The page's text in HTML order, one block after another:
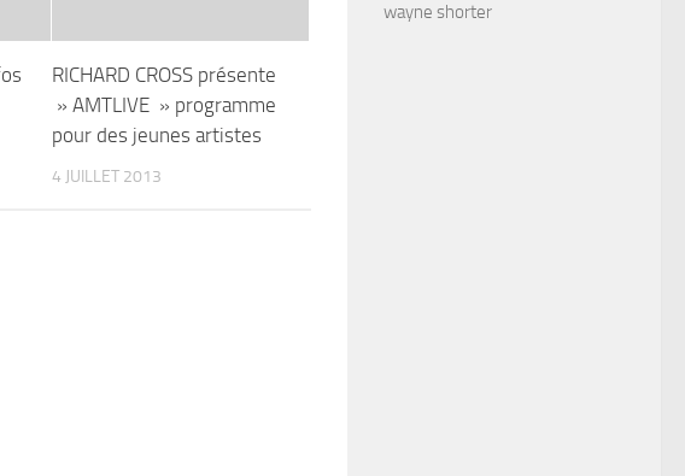
RICHARD CROSS présente
» AMTLIVE » programme
pour des jeunes artistes
4 JUILLET 2013
wayne shorter